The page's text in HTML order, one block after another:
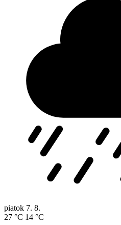
piatok 7. 8.
27 °C 14 °C